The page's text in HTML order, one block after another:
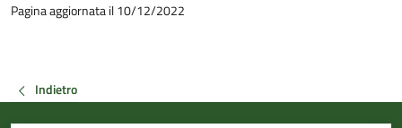
Pagina aggiornata il 10/12/2022
Indietro